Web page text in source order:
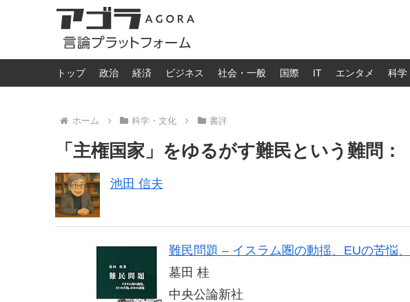
トップ 政治 経済 ビジネス 社会・一般 国際 IT エンタメ 科学
ホーム 科学・文化 書評
「主権国家」をゆるがす難民という難問：
池田 信夫
難民問題 – イスラム圏の動揺、EUの苦悩
墓田 桂
中央公論新社